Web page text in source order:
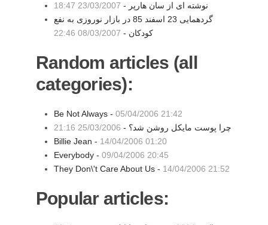
نوشته ای از سان هارپر - 23/03/2007 18:47
گردهمایی 23 اسفند 85 در بازار نوروزی به نفع
کودکان - 08/03/2007 22:46
Random articles (all
categories):
Be Not Always - 05/04/2006 21:42
چرا پوست مايكل روشن شد؟ - 25/03/2006 21:16
Billie Jean - 14/04/2006 01:20
Everybody - 09/04/2006 20:45
They Don\'t Care About Us - 14/04/2006 21:52
Popular articles: